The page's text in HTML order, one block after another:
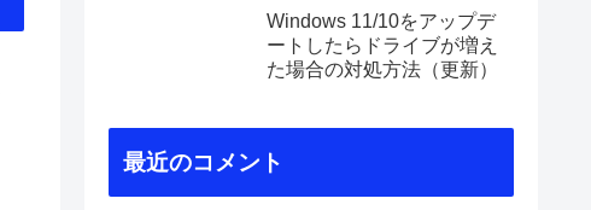
Windows 11/10をアップデ
ートしたらドライブが増え
た場合の対処方法（更新）
最近のコメント